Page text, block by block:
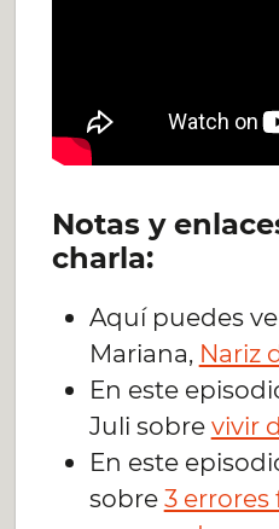
Notas y
charla:
Aquí puedes
Mariana, Nariz
En este
Juli sobre vivir
En este
sobre 3